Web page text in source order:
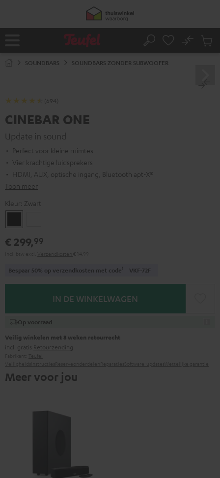
50% verzendkosten besparen met
D:00H:47M :
Home Zoeken
No
SOUNDBARS SOUNDBARS ZONDER SUBWOOFER
(694)
CINEBAR ONE
Update in sound
Perfect voor kleine ruimtes
Vier krachtige luidsprekers
HDMI, AUX, optische ingang, Bluetooth apt-X®
Toon meer
Kleur: Zwart
€ 299,99
Bespaar 50% op verzendkosten met code1 VKF-72F
IN DE WINKELWAGEN
Op voorraad
Veilig winkelen met 8 weken retourrecht
incl. gratis Retourzending
Meer voor jou